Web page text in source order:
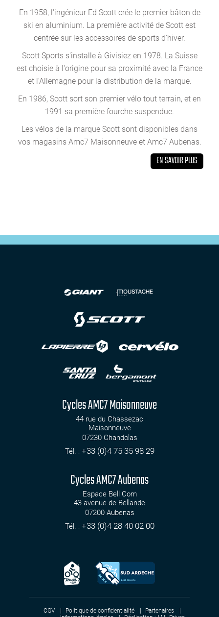
En 1958, l'ingénieur Ed Scott crée le premier bâton de
ski en aluminium. La première activité de Scott est
centrée sur les accessoires de sports d'hiver.
Scott Sports s'installe à Givisiez en 1978. La Suisse
est choisie à l'origine pour sa proximité avec la France
et l'Allemagne pour la distribution de la marque.
En 1986, Scott sort son premier vélo tout terrain, et en
1991 sa première fourche suspendue.
Les vélos de la marque Scott sont disponibles dans
vos magasins Amc7 Maisonneuve et Amc7 Aubenas.
EN SAVOIR PLUS
Cycles AMC7 Maisonneuve
44 rue du Chassezac
Maisonneuve
07230 Chandolas
Tél. : +33 (0)4 75 35 98 29
Cycles AMC7 Aubenas
Espace Bell Com
43 avenue de Bellande
07200 Aubenas
Tél. : +33 (0)4 28 40 02 00
CGV Politique de confidentialité
Partenaires